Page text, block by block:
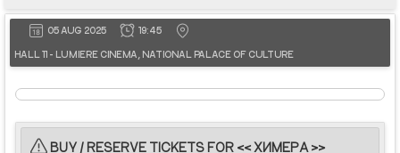
05 AUG 2025 19:45
HALL 11 - LUMIERE CINEMA, NATIONAL PALACE OF CULTURE
BUY / RESERVE TICKETS FOR << ХИМЕРА >>